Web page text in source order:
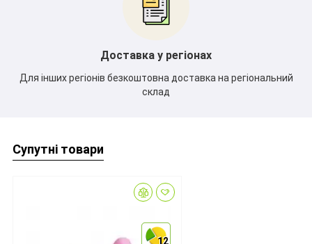
Доставка у регіонах
Для інших регіонів безкоштовна доставка на регіональний
склад
Супутні товари
12
12